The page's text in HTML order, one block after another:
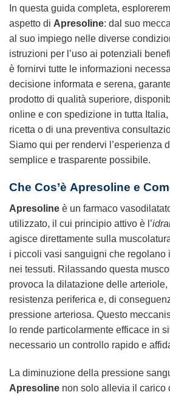
In questa guida completa,
aspetto di Apresoline: dal suo
al suo impiego nelle diverse
istruzioni per l’uso ai potenziali
è fornirvi tutte le informazioni
decisione informata e serena,
prodotto di qualità superiore,
online e con spedizione in tutta
ricetta o di una preventiva
Siamo qui per rendervi l’esperienza
semplice e trasparente possibile.
Che Cos’è Apresoline e
Apresoline è un farmaco
utilizzato, il cui principio attivo è l’
agisce direttamente sulla
i piccoli vasi sanguigni che regolano
nei tessuti. Rilassando questa
provoca la dilatazione delle
resistenza periferica e, di
pressione arteriosa. Questo
lo rende particolarmente efficace in
necessario un controllo rapido e
La diminuzione della pressione
Apresoline non solo allevia il carico